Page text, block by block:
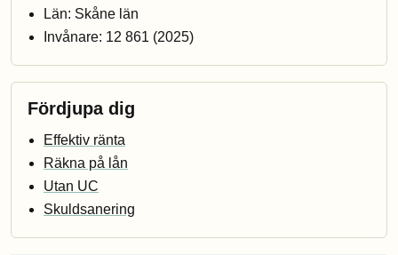
Län: Skåne län
Invånare: 12 861 (2025)
Fördjupa dig
Effektiv ränta
Räkna på lån
Utan UC
Skuldsanering